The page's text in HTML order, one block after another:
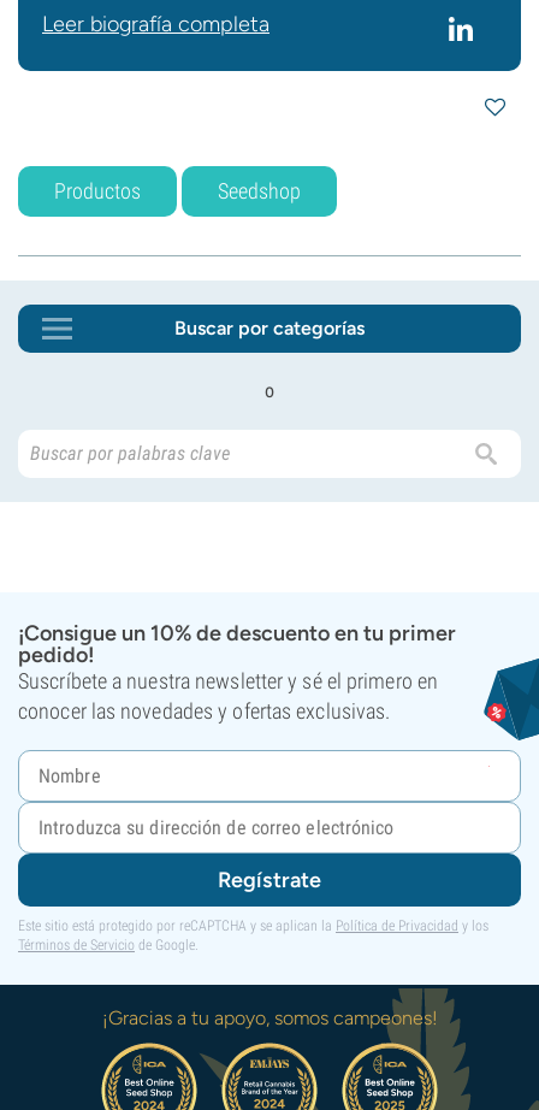
Leer biografía completa
Productos Seedshop
Buscar por categorías
o
¡Consigue un 10% de descuento en tu primer
pedido!
Suscríbete a nuestra newsletter y sé el primero en
conocer las novedades y ofertas exclusivas.
Regístrate
Este sitio está protegido por reCAPTCHA y se aplican la Política de Privacidad y los
Términos de Servicio de Google.
¡Gracias a tu apoyo, somos campeones!